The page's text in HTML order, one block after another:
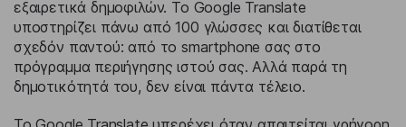
εξαιρετικά δημοφιλών. Το Google Translate
υποστηρίζει πάνω από 100 γλώσσες και διατίθεται
σχεδόν παντού: από το smartphone σας στο
πρόγραμμα περιήγησης ιστού σας. Αλλά παρά τη
δημοτικότητά του, δεν είναι πάντα τέλειο.